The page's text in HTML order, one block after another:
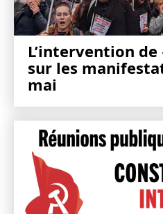
L’intervention
sur les
mai